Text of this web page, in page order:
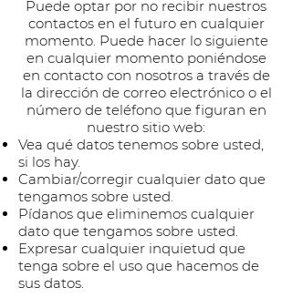
Puede optar por no recibir nuestros
contactos en el futuro en cualquier
momento. Puede hacer lo siguiente
en cualquier momento poniéndose
en contacto con nosotros a través de
la dirección de correo electrónico o el
número de teléfono que figuran en
nuestro sitio web:
Vea qué datos tenemos sobre usted,
si los hay.
Cambiar/corregir cualquier dato que
tengamos sobre usted.
Pídanos que eliminemos cualquier
dato que tengamos sobre usted.
Expresar cualquier inquietud que
tenga sobre el uso que hacemos de
sus datos.